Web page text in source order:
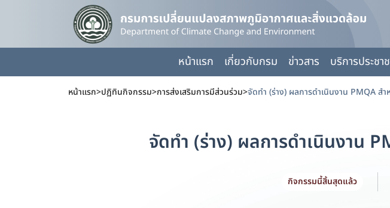
หน้าแรก เกี่ยวกับกรม ข่าวสาร บริการประชา
หน้าแรก>ปฏิทินกิจกรรม>การส่งเสริมการมีส่วนร่วม>จัดทำ (ร่าง) ผลการดำเนินงาน PMQA สำ
จัดทำ (ร่าง) ผลการดำเนินงาน
กิจกรรมนี้สิ้นสุดแล้ว